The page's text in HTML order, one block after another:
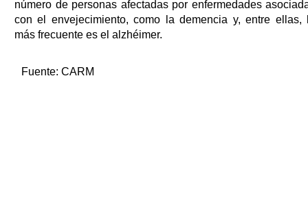
número de personas afectadas por enfermedades
con el envejecimiento, como la demencia y, entre ellas,
más frecuente es el alzhéimer.
Fuente: CARM